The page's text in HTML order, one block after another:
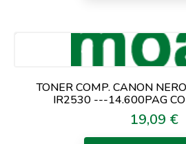
TONER COMP. CANON
IR2530 ---14.600PAG
Prezzo
19,09 €